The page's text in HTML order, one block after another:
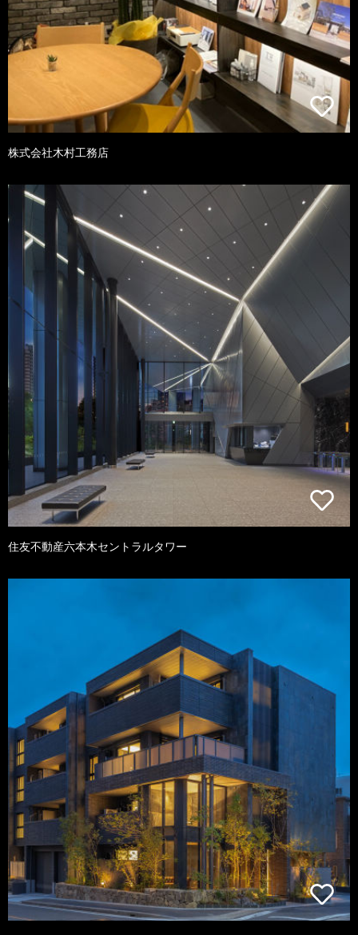
株式会社木村工務店
住友不動産六本木セントラルタワー